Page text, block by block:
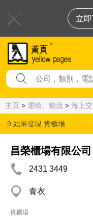
立
主頁 > 運輸、物流 > 海上
9 結果發現 貨櫃場
昌榮櫃場有限公司
2431 3449
青衣
貨櫃場